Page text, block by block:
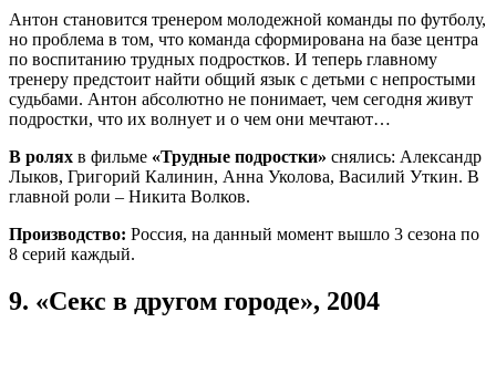
Антон становится тренером молодежной команды по футболу,
но проблема в том, что команда сформирована на базе центра
по воспитанию трудных подростков. И теперь главному
тренеру предстоит найти общий язык с детьми с непростыми
судьбами. Антон абсолютно не понимает, чем сегодня живут
подростки, что их волнует и о чем они мечтают…
В ролях в фильме «Трудные подростки» снялись: Александр
Лыков, Григорий Калинин, Анна Уколова, Василий Уткин. В
главной роли – Никита Волков.
Производство: Россия, на данный момент вышло 3 сезона по
8 серий каждый.
9. «Секс в другом городе», 2004